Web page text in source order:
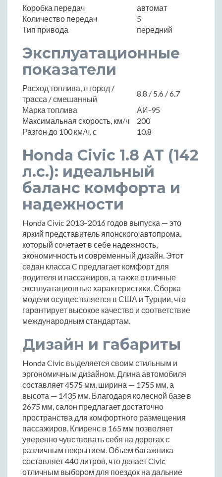
Коробка передач
автомат
Количество передач
5
Тип привода
передний
Эксплуатационные
показатели
Расход топлива, л город /
трасса / смешанный
8.8 / 5.6 / 6.7
Марка топлива
АИ-95
Максимальная скорость, км/ч
200
Разгон до 100 км/ч, с
10.8
Honda Civic 1.8 AT (142
л.с.): идеальный
баланс комфорта и
надежности
Honda Civic 2013–2016 годов выпуска — это
яркий представитель японского автопрома,
который сочетает в себе надежность,
экономичность и современный дизайн. Этот
седан класса C предлагает комфорт для
водителя и пассажиров, а также отличные
эксплуатационные характеристики. Сборка
модели осуществляется в США и Турции, что
гарантирует высокое качество и соответствие
международным стандартам.
Дизайн и габариты
Honda Civic выделяется своим стильным и
эргономичным дизайном. Длина автомобиля
составляет 4575 мм, ширина — 1755 мм, а
высота — 1435 мм. Благодаря колесной базе в
2675 мм, салон предлагает достаточно
пространства для комфортного размещения
пассажиров. Клиренс в 165 мм позволяет
уверенно чувствовать себя на дорогах с
различным покрытием. Объем багажника
составляет 440 литров, что делает Civic
отличным выбором для поездок на дальние